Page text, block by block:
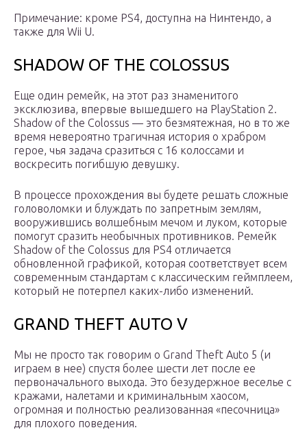
Примечание: кроме PS4, доступна на Нинтендо, а
также для Wii U.
SHADOW OF THE COLOSSUS
Еще один ремейк, на этот раз знаменитого
эксклюзива, впервые вышедшего на PlayStation 2.
Shadow of the Colossus — это безмятежная, но в то же
время невероятно трагичная история о храбром
герое, чья задача сразиться с 16 колоссами и
воскресить погибшую девушку.
В процессе прохождения вы будете решать сложные
головоломки и блуждать по запретным землям,
вооружившись волшебным мечом и луком, которые
помогут сразить необычных противников. Ремейк
Shadow of the Colossus для PS4 отличается
обновленной графикой, которая соответствует всем
современным стандартам с классическим геймплеем,
который не потерпел каких-либо изменений.
GRAND THEFT AUTO V
Мы не просто так говорим о Grand Theft Auto 5 (и
играем в нее) спустя более шести лет после ее
первоначального выхода. Это безудержное веселье с
кражами, налетами и криминальным хаосом,
огромная и полностью реализованная «песочница»
для плохого поведения.